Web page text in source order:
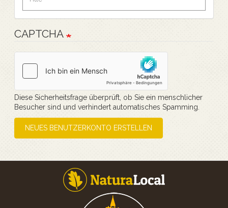
CAPTCHA
Diese Sicherheitsfrage überprüft, ob Sie ein menschlicher
Besucher sind und verhindert automatisches Spamming.
NEUES BENUTZERKONTO ERSTELLEN